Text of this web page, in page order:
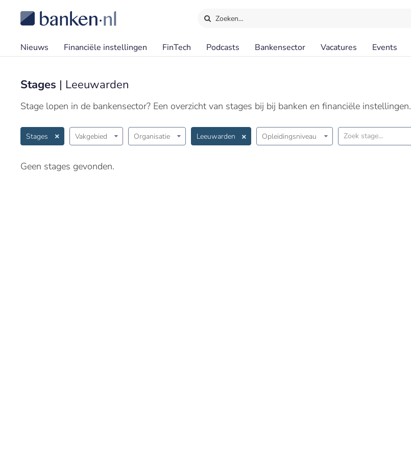
Zoeken…
Nieuws Financiële instellingen FinTech Podcasts Bankensector Vacatures Events
Stages | Leeuwarden
Stage lopen in de bankensector? Een overzicht van stages bij bij banken en financiële instellingen.
Stages Vakgebied Organisatie Leeuwarden Opleidingsniveau
Geen stages gevonden.